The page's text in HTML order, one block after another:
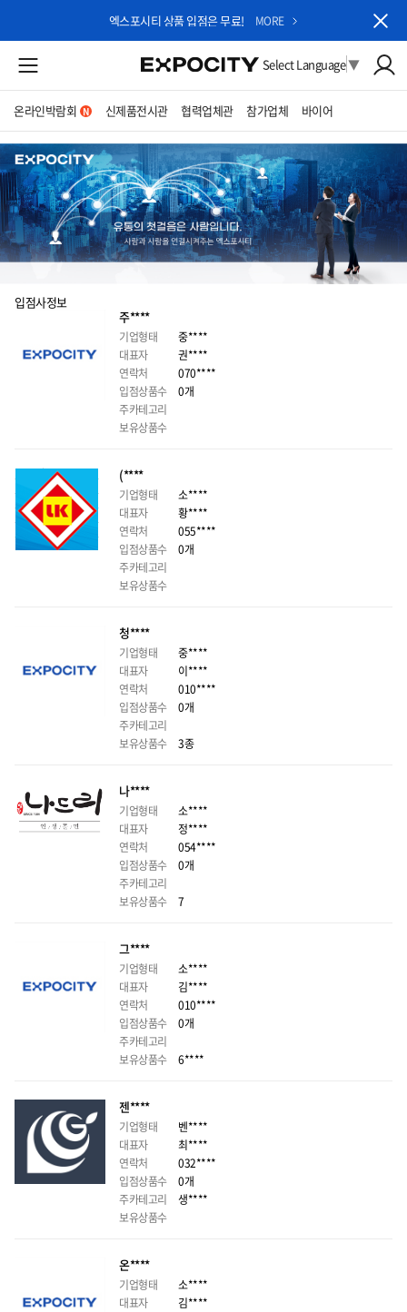
엑스포시티 상품 입점은 무료! MORE
Select Language▼
온라인박람회 신제품전시관 협력업체관 참가업체 바이어
입점사정보
주****
기업형태
중****
대표자
권****
연락처
070****
입점상품수
0개
주카테고리
보유상품수
(****
기업형태
소****
대표자
황****
연락처
055****
입점상품수
0개
주카테고리
보유상품수
청****
기업형태
중****
대표자
이****
연락처
010****
입점상품수
0개
주카테고리
보유상품수
3종
나****
기업형태
소****
대표자
정****
연락처
054****
입점상품수
0개
주카테고리
보유상품수
7
그****
기업형태
소****
대표자
김****
연락처
010****
입점상품수
0개
주카테고리
보유상품수
6****
젠****
기업형태
벤****
대표자
최****
연락처
032****
입점상품수
0개
주카테고리
생****
보유상품수
온****
기업형태
소****
대표자
김****